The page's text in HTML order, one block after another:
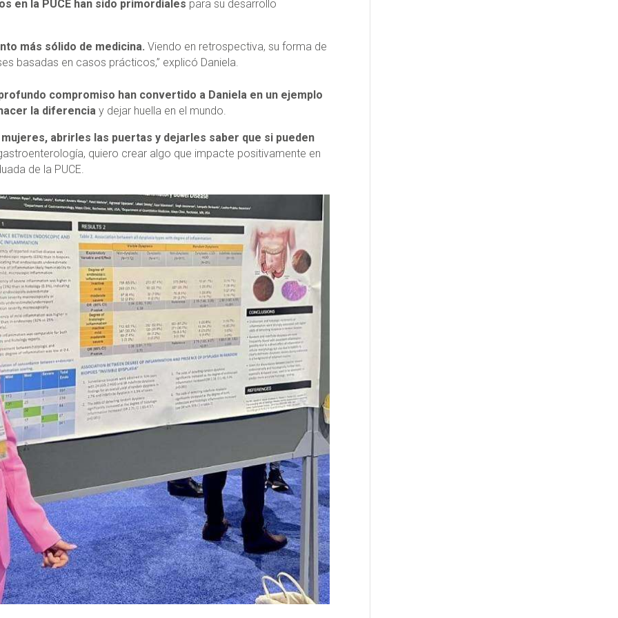
en la PUCE han sido primordiales para su desarrollo
más sólido de medicina. Viendo en retrospectiva, su forma de
basadas en casos prácticos,” explicó Daniela.
compromiso han convertido a Daniela en un ejemplo
la diferencia y dejar huella en el mundo.
abrirles las puertas y dejarles saber que si pueden
quiero crear algo que impacte positivamente en
de la PUCE.